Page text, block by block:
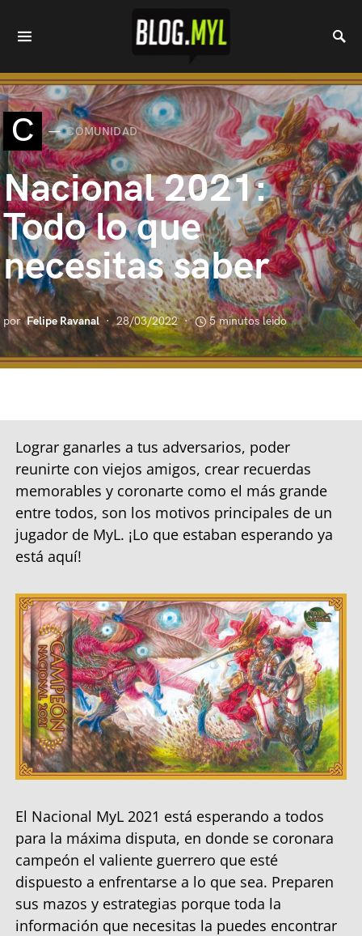
C COMUNIDAD
Nacional 2021:
Todo lo que
necesitas saber
por Felipe Ravanal 28/03/2022 5 minutos leido
Lograr ganarles a tus adversarios, poder
reunirte con viejos amigos, crear recuerdas
memorables y coronarte como el más grande
entre todos, son los motivos principales de un
jugador de MyL. ¡Lo que estaban esperando ya
está aquí!
El Nacional MyL 2021 está esperando a todos
para la máxima disputa, en donde se coronara
campeón el valiente guerrero que esté
dispuesto a enfrentarse a lo que sea. Preparen
sus mazos y estrategias porque toda la
información que necesitas la puedes encontrar